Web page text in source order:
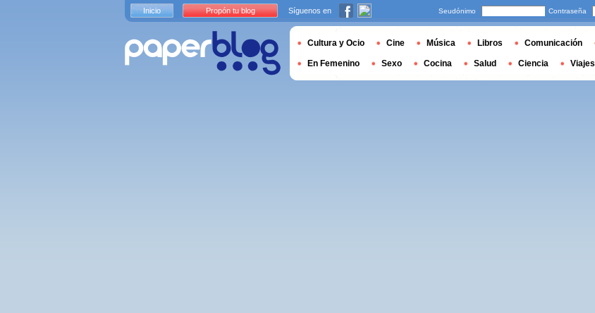
Inicio Propón tu blog Síguenos en Seudónimo Contraseña
Cultura y Ocio Cine Música Libros Comunicación
En Femenino Sexo Cocina Salud Ciencia Viajes